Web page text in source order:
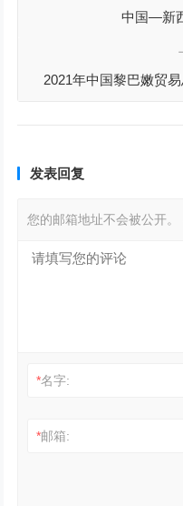
中国—新
2021年中国黎巴嫩贸
发表回复
您的邮箱地址不会被公开。
*名字:
*邮箱: